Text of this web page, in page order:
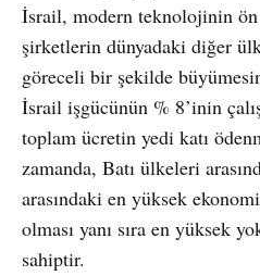
İsrail, modern teknolojinin ön
şirketlerin dünyadaki diğer
göreceli bir şekilde
İsrail işgücünün % 8’inin
toplam ücretin yedi katı
zamanda, Batı ülkeleri
arasındaki en yüksek
olması yanı sıra en yüksek
sahiptir.